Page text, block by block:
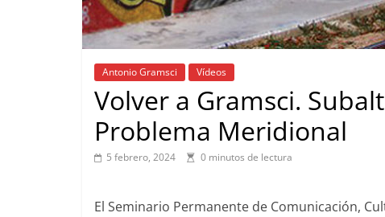
Antonio Gramsci Vídeos
Volver a Gramsci.
Problema Meridional
5 febrero, 2024 0 minutos de lectura
El Seminario Permanente de Comunicación,